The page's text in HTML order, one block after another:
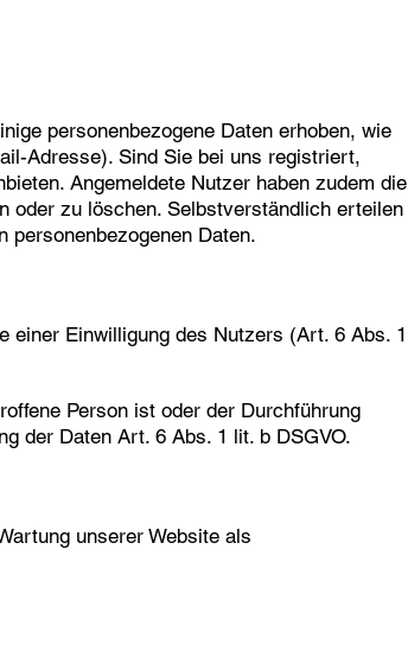
personenbezogene Daten erhoben, wie
Adresse). Sind Sie bei uns registriert,
Angemeldete Nutzer haben zudem die
oder zu löschen. Selbstverständlich erteilen
personenbezogenen Daten.
einer Einwilligung des Nutzers (Art. 6 Abs. 1
Person ist oder der Durchführung
der Daten Art. 6 Abs. 1 lit. b DSGVO.
unserer Website als